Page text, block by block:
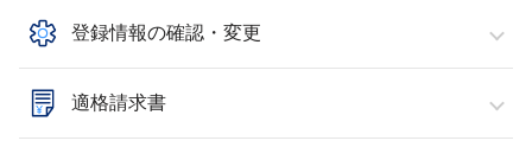
登録情報の確認・変更
適格請求書